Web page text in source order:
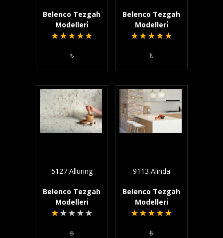
Belenco Tezgah
Modelleri̇
★ ★ ★ ★ ★
₺
Belenco Tezgah
Modelleri̇
★ ★ ★ ★ ★
₺
5127 Alluring
Belenco Tezgah
Modelleri̇
★ ★ ★ ★ ★
₺
9113 Alinda
Belenco Tezgah
Modelleri̇
★ ★ ★ ★ ★
₺